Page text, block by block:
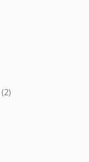
(2)